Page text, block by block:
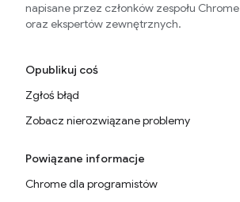
napisane przez członków zespołu Chrome
oraz ekspertów zewnętrznych.
Opublikuj coś
Zgłoś błąd
Zobacz nierozwiązane problemy
Powiązane informacje
Chrome dla programistów